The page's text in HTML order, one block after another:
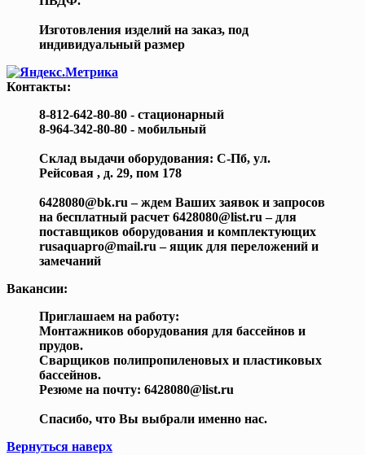
Изготовления изделий на заказ, под
индивидуальный размер
Контакты:
8-812-642-80-80 - стационарный
8-964-342-80-80 - мобильный
Склад выдачи оборудования: С-Пб, ул.
Рейсовая , д. 29, пом 178
6428080@bk.ru – ждем Ваших заявок и запросов
на бесплатный расчет 6428080@list.ru – для
поставщиков оборудования и комплектующих
rusaquapro@mail.ru – ящик для переложений и
замечаний
Вакансии:
Приглашаем на работу:
Монтажников оборудования для бассейнов и
прудов.
Сварщиков полипропиленовых и пластиковых
бассейнов.
Резюме на почту: 6428080@list.ru
Спасибо, что Вы выбрали именно нас.
Вернуться наверх